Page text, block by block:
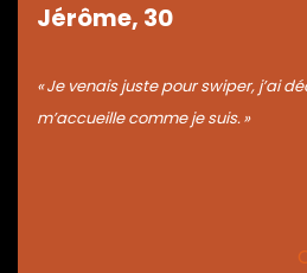
Jérôme, 30
« Je venais juste pour swiper, j’ai
m’accueille comme je suis. »